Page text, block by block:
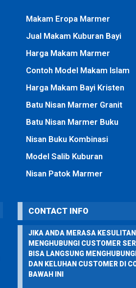
Makam Eropa Marmer
Jual Makam Kuburan Bayi
Harga Makam Marmer
Contoh Model Makam Islam
Harga Makam Bayi Kristen
Batu Nisan Marmer Granit
Batu Nisan Marmer Buku
Nisan Buku Kombinasi
Model Salib Kuburan
Nisan Patok Marmer
CONTACT INFO
JIKA ANDA MERASA
MENGHUBUNGI CUSTOMER
BISA LANGSUNG
DAN KELUHAN CUSTOMER DI
BAWAH INI